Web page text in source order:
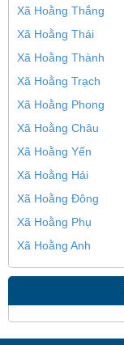
Xã Hoằng Thắng
Xã Hoằng Thái
Xã Hoằng Thành
Xã Hoằng Trạch
Xã Hoằng Phong
Xã Hoằng Châu
Xã Hoằng Yến
Xã Hoằng Hải
Xã Hoằng Đông
Xã Hoằng Phụ
Xã Hoằng Anh